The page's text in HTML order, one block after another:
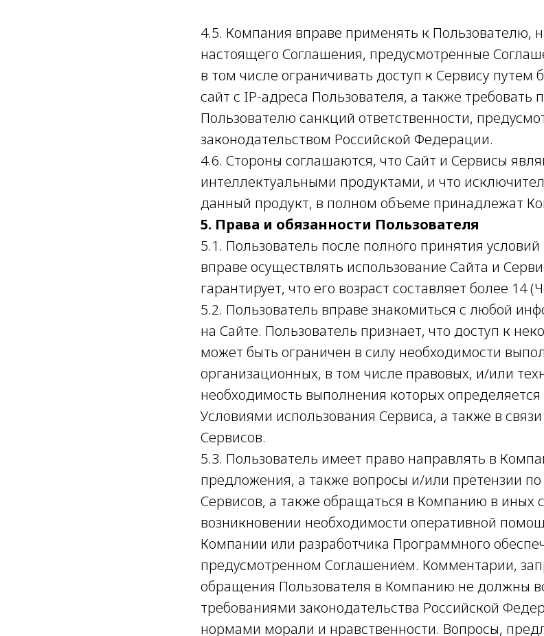
4.5. Компания вправе применять к Пользователю,
настоящего Соглашения, предусмотренные
в том числе ограничивать доступ к Сервису путем
сайт с IP-адреса Пользователя, а также требовать
Пользователю санкций ответственности,
законодательством Российской Федерации.
4.6. Стороны соглашаются, что Сайт и Сервисы
интеллектуальными продуктами, и что
данный продукт, в полном объеме принадлежат
5. Права и обязанности Пользователя
5.1. Пользователь после полного принятия
вправе осуществлять использование Сайта и
гарантирует, что его возраст составляет более 14
5.2. Пользователь вправе знакомиться с любой
на Сайте. Пользователь признает, что доступ к
может быть ограничен в силу необходимости
организационных, в том числе правовых, и/или
необходимость выполнения которых
Условиями использования Сервиса, а также в
Сервисов.
5.3. Пользователь имеет право направлять в
предложения, а также вопросы и/или претензии
Сервисов, а также обращаться в Компанию в иных
возникновении необходимости оперативной
Компании или разработчика Программного
предусмотренном Соглашением. Комментарии,
обращения Пользователя в Компанию не должны
требованиями законодательства Российской
нормами морали и нравственности. Вопросы,